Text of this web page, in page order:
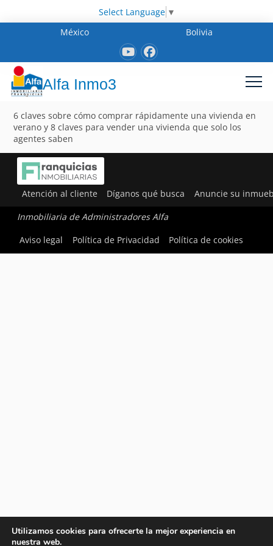
Select Language ▼
México
Bolivia
Alfa Inmo3
6 claves sobre cómo comprar rápidamente una vivienda en
verano y 8 claves para vender una vivienda que solo los
agentes saben
Atención al cliente Díganos qué busca Anuncie su
Inmobiliaria de Administradores Alfa
Aviso legal
Política de Privacidad Política de cookies
Utilizamos cookies para ofrecerte la mejor experiencia en
nuestra web.